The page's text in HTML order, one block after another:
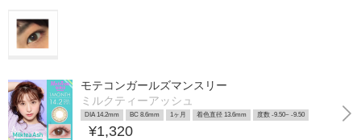
モテコンガールズマンスリー
ミルクティーアッシュ
DIA 14.2mm BC 8.6mm 1ヶ月 着色直径 13.6mm 度数 -9.50~ -9.50
¥1,320